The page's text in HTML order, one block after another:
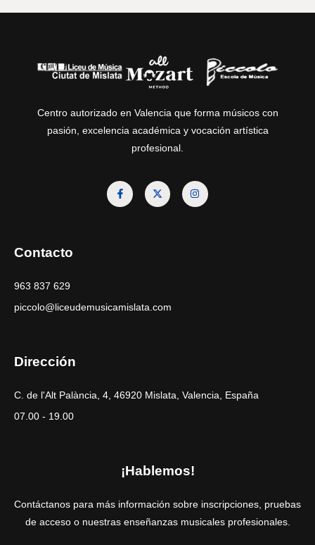
Centro autorizado en Valencia que forma músicos con
pasión, excelencia académica y vocación artística
profesional.
Contacto
963 837 629
piccolo@liceudemusicamislata.com
Dirección
C. de l'Alt Palància, 4, 46920 Mislata, Valencia, España
07.00 - 19.00
¡Hablemos!
Contáctanos para más información sobre inscripciones, pruebas
de acceso o nuestras enseñanzas musicales profesionales.